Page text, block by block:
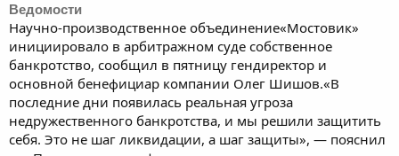
Ведомости
Научно-производственное объединение«Мостовик»
инициировало в арбитражном суде собственное
банкротство, сообщил в пятницу гендиректор и
основной бенефициар компании Олег Шишов.«В
последние дни появилась реальная угроза
недружественного банкротства, и мы решили защитить
себя. Это не шаг ликвидации, а шаг защиты», — пояснил